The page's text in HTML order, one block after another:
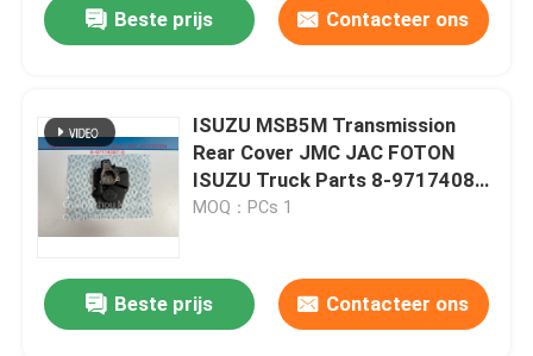
Vrachtwagen Autodeel
ISUZU Truck Parts
Isuzu Engine Parts
Beste prijs Contacteer ons
ISUZU MSB5M Transmission
Rear Cover JMC JAC FOTON
ISUZU Truck Parts 8-97174087-
0
MOQ：PCs 1
Beste prijs Contacteer ons